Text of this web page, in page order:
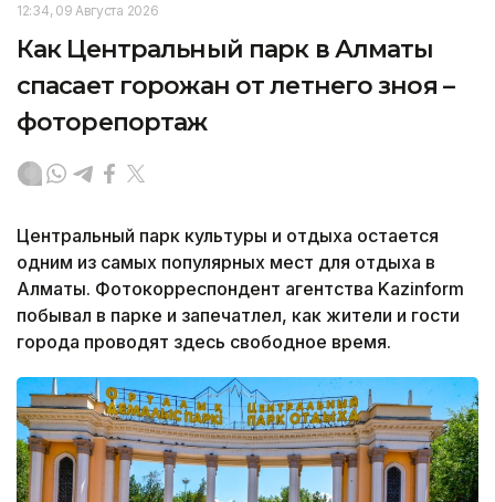
12:34, 09 Августа 2026
Как Центральный парк в Алматы
спасает горожан от летнего зноя –
фоторепортаж
Центральный парк культуры и отдыха остается
одним из самых популярных мест для отдыха в
Алматы. Фотокорреспондент агентства Kazinform
побывал в парке и запечатлел, как жители и гости
города проводят здесь свободное время.